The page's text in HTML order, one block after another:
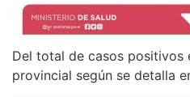
Del total de casos positivos
provincial según se detalla